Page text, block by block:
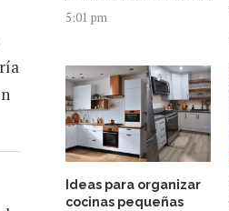
5:01 pm
Ideas para organizar
cocinas pequeñas